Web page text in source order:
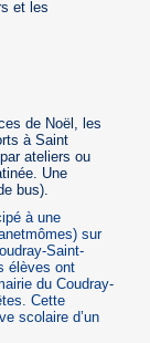
et les
de Noël, les
à Saint
ateliers ou
Une
bus).
à une
sur
Saint-
élèves ont
du Coudray-
Cette
scolaire d’un